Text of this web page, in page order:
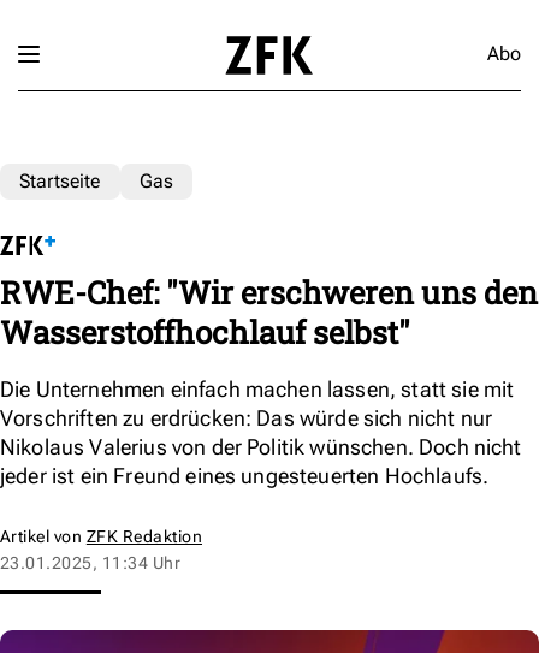
Abo
Startseite Gas
RWE-Chef: "Wir erschweren uns den
Wasserstoffhochlauf selbst"
Die Unternehmen einfach machen lassen, statt sie mit
Vorschriften zu erdrücken: Das würde sich nicht nur
Nikolaus Valerius von der Politik wünschen. Doch nicht
jeder ist ein Freund eines ungesteuerten Hochlaufs.
Artikel von ZFK Redaktion
23.01.2025, 11:34 Uhr